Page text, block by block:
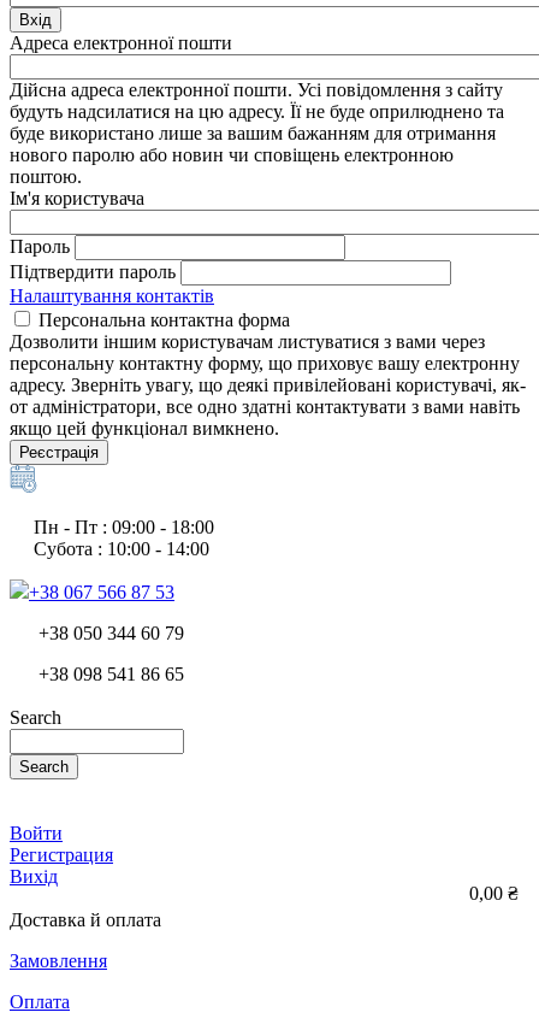
Вхід
Адреса електронної пошти
Дійсна адреса електронної пошти. Усі повідомлення з сайту
будуть надсилатися на цю адресу. Її не буде оприлюднено та
буде використано лише за вашим бажанням для отримання
нового паролю або новин чи сповіщень електронною
поштою.
Ім'я користувача
Пароль
Підтвердити пароль
Налаштування контактів
Персональна контактна форма
Дозволити іншим користувачам листуватися з вами через
персональну контактну форму, що приховує вашу електронну
адресу. Зверніть увагу, що деякі привілейовані користувачі, як-
от адміністратори, все одно здатні контактувати з вами навіть
якщо цей функціонал вимкнено.
Реєстрація
Пн - Пт : 09:00 - 18:00
Субота : 10:00 - 14:00
+38 067 566 87 53
+38 050 344 60 79
+38 098 541 86 65
Search
Search
0,00 ₴
Войти
Регистрация
Вихід
Доставка й оплата
Замовлення
Оплата